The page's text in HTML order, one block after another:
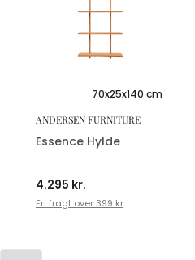
70x25x140 cm
ANDERSEN FURNITURE
Essence Hylde
4.295 kr.
Fri fragt over 399 kr